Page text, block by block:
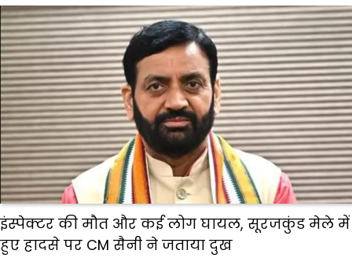
इंस्पेक्टर की मौत और कई लोग घायल, सूरजकुंड मेले में
हुए हादसे पर CM सैनी ने जताया दुख